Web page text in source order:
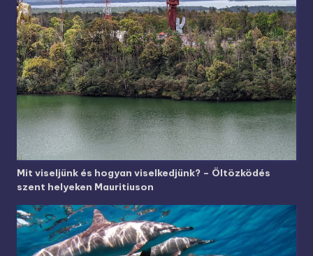
Mit viseljünk és hogyan viselkedjünk? – Öltözködés
szent helyeken Mauritiuson